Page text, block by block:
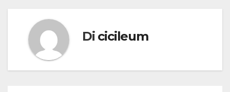
Di cicileum